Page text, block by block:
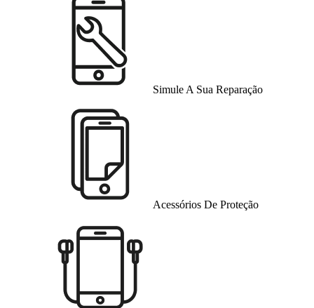
Simule A Sua Reparação
Acessórios De Proteção